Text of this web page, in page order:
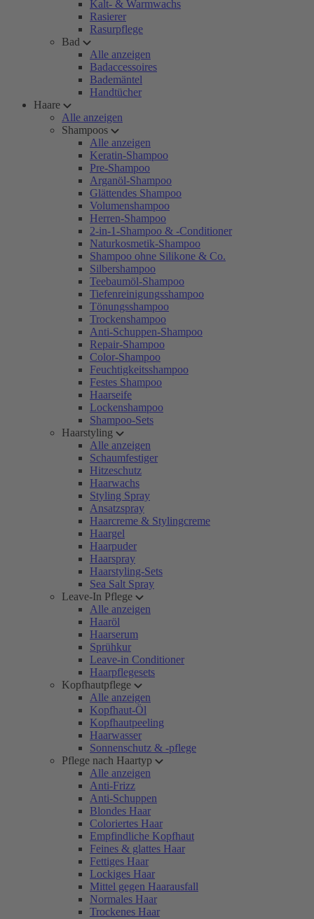
Kalt- & Warmwachs
Rasierer
Rasurpflege
Bad
Alle anzeigen
Badaccessoires
Bademäntel
Handtücher
Haare
Alle anzeigen
Shampoos
Alle anzeigen
Keratin-Shampoo
Pre-Shampoo
Arganöl-Shampoo
Glättendes Shampoo
Volumenshampoo
Herren-Shampoo
2-in-1-Shampoo & -Conditioner
Naturkosmetik-Shampoo
Shampoo ohne Silikone & Co.
Silbershampoo
Teebaumöl-Shampoo
Tiefenreinigungsshampoo
Tönungsshampoo
Trockenshampoo
Anti-Schuppen-Shampoo
Repair-Shampoo
Color-Shampoo
Feuchtigkeitsshampoo
Festes Shampoo
Haarseife
Lockenshampoo
Shampoo-Sets
Haarstyling
Alle anzeigen
Schaumfestiger
Hitzeschutz
Haarwachs
Styling Spray
Ansatzspray
Haarcreme & Stylingcreme
Haargel
Haarpuder
Haarspray
Haarstyling-Sets
Sea Salt Spray
Leave-In Pflege
Alle anzeigen
Haaröl
Haarserum
Sprühkur
Leave-in Conditioner
Haarpflegesets
Kopfhautpflege
Alle anzeigen
Kopfhaut-Öl
Kopfhautpeeling
Haarwasser
Sonnenschutz & -pflege
Pflege nach Haartyp
Alle anzeigen
Anti-Frizz
Anti-Schuppen
Blondes Haar
Coloriertes Haar
Empfindliche Kopfhaut
Feines & glattes Haar
Fettiges Haar
Lockiges Haar
Mittel gegen Haarausfall
Normales Haar
Trockenes Haar